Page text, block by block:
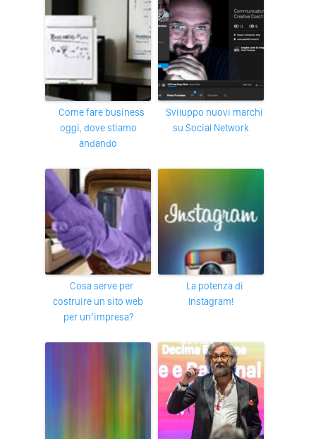
Come fare business
oggi, dove stiamo
andando
Sviluppo nuovi marchi
su Social Network
Cosa serve per
costruire un sito web
per un’impresa?
La potenza di
Instagram!